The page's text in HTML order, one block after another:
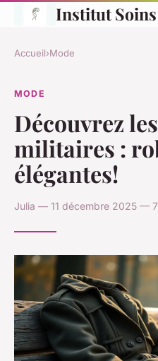
Institut Soins
Accueil›Mode
MODE
Découvrez
militaires :
élégantes!
Julia — 11 décembre 2025 —